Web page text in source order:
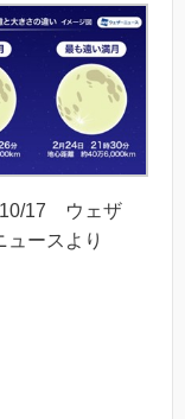
17 ウェザ
ュースより